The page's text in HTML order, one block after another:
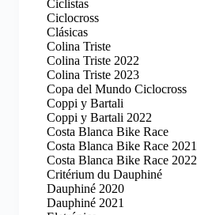
Ciclistas
Ciclocross
Clásicas
Colina Triste
Colina Triste 2022
Colina Triste 2023
Copa del Mundo Ciclocross
Coppi y Bartali
Coppi y Bartali 2022
Costa Blanca Bike Race
Costa Blanca Bike Race 2021
Costa Blanca Bike Race 2022
Critérium du Dauphiné
Dauphiné 2020
Dauphiné 2021